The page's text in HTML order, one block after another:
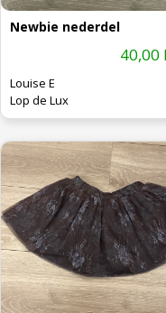
Newbie nederdel
40,00
Louise E
Lop de Lux